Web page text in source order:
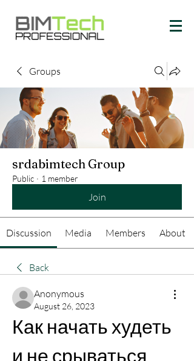
Groups
srdabimtech Group
Public · 1 member
Join
Discussion Media Members About
Back
Anonymous
August 26, 2023
Как начать худеть
и не срываться